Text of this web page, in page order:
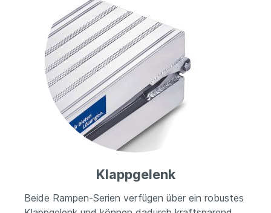
Klappgelenk
Beide Rampen-Serien verfügen über ein robustes